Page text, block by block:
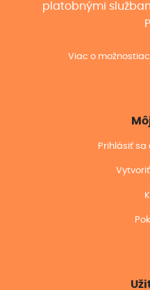
platobnými
Viac o
Prihlásiť sa